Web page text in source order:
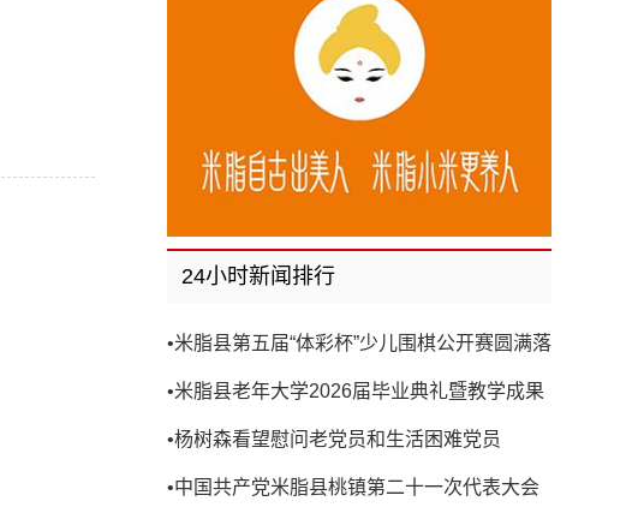
24小时新闻排行
•米脂县第五届“体彩杯”少儿围棋公开赛圆满落
•米脂县老年大学2026届毕业典礼暨教学成果
•杨树森看望慰问老党员和生活困难党员
•中国共产党米脂县桃镇第二十一次代表大会